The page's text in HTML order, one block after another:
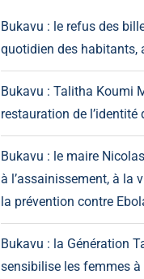
Bukavu : le refus des
quotidien des habitants,
Bukavu : Talitha Koumi
restauration de
Bukavu : le maire
à l’assainissement, à la
la prévention contre
Bukavu : la Génération
sensibilise les femmes